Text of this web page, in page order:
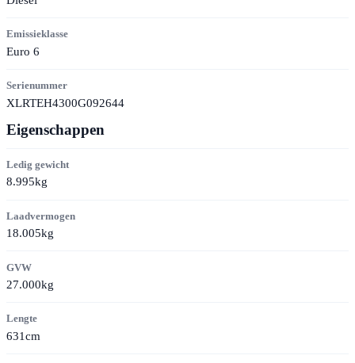
Emissieklasse
Euro 6
Serienummer
XLRTEH4300G092644
Eigenschappen
Ledig gewicht
8.995kg
Laadvermogen
18.005kg
GVW
27.000kg
Lengte
631cm